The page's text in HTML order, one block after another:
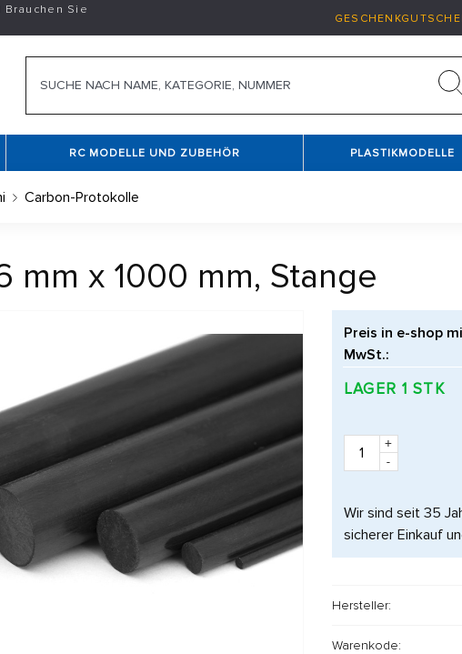
Brauchen Sie
RC MODELLE UND ZUBEHÖR PLASTIKMODELLE
Carbon-Protokolle
mm x 1000 mm, Stange
Preis in e-shop
MwSt.:
LAGER 1 STK
+
-
Wir sind seit 35
sicherer Einkauf
Hersteller:
Warenkode: